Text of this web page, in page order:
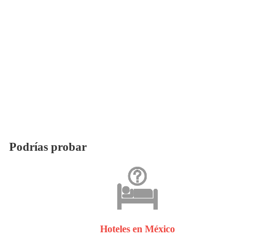
Podrías probar
Hoteles en México